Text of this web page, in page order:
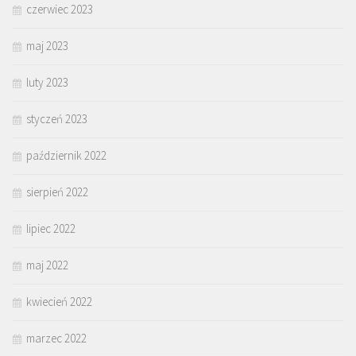
czerwiec 2023
maj 2023
luty 2023
styczeń 2023
październik 2022
sierpień 2022
lipiec 2022
maj 2022
kwiecień 2022
marzec 2022